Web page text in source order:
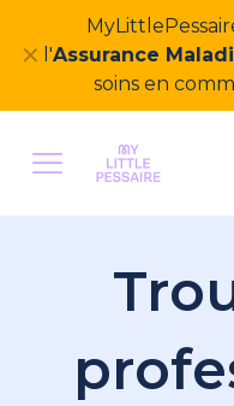
l'Assurance
soins en
✕